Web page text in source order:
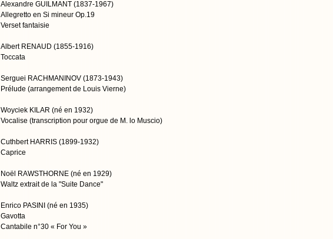
Alexandre GUILMANT (1837-1967)
Allegretto en Si mineur Op.19
Verset fantaisie
Albert RENAUD (1855-1916)
Toccata
Serguei RACHMANINOV (1873-1943)
Prélude (arrangement de Louis Vierne)
Woyciek KILAR (né en 1932)
Vocalise (transcription pour orgue de M. lo Muscio)
Cuthbert HARRIS (1899-1932)
Caprice
Noël RAWSTHORNE (né en 1929)
Waltz extrait de la "Suite Dance"
Enrico PASINI (né en 1935)
Gavotta
Cantabile n°30 « For You »